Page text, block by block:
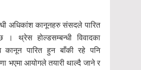
अधिकांश कानूनहरु संसदले पारित
। थ्रेस होल्डसम्बन्धी विवादका
कानून पारित हुन बाँकी रहे पनि
भएमा आयोगले तयारी थाल्दै जाने र